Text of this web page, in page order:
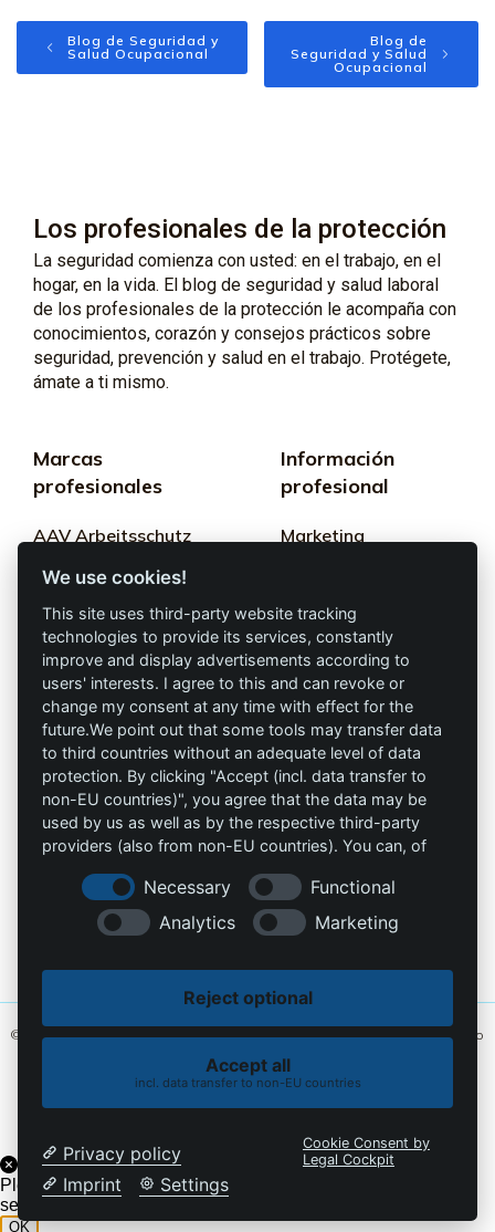
Blog de Seguridad y
Salud Ocupacional
Blog de
Seguridad y Salud
Ocupacional
Los profesionales de la protección
La seguridad comienza con usted: en el trabajo, en el
hogar, en la vida. El blog de seguridad y salud laboral
de los profesionales de la protección le acompaña con
conocimientos, corazón y consejos prácticos sobre
seguridad, prevención y salud en el trabajo. Protégete,
ámate a ti mismo.
Marcas
profesionales
AAV Arbeitsschutz
Allprotec® Solo
trabaja seguro
Omniprotect –
Tienda Online
Información
profesional
Marketing
condiciones
Privacidad
Impresión
Contacto
info@die-schutzprofis.de
+49 (511) 679997-97
Wohlenbergstraße 6
Alemania
© 2026 Los profesionales de la protección. Hecho con amorMiU24®y alojado
We use cookies!
This site uses third-party website tracking
technologies to provide its services, constantly
improve and display advertisements according to
users' interests. I agree to this and can revoke or
change my consent at any time with effect for the
future.We point out that some tools may transfer data
to third countries without an adequate level of data
protection. By clicking "Accept (incl. data transfer to
non-EU countries)", you agree that the data may be
used by us as well as by the respective third-party
providers (also from non-EU countries). You can, of
Necessary
Functional
Analytics
Marketing
Reject optional
Accept all
incl. data transfer to non-EU countries
Privacy policy
Imprint
Settings
Cookie Consent by
Legal Cockpit
Please enable the chatbot on the current domain under
settings->security->visibility
OK